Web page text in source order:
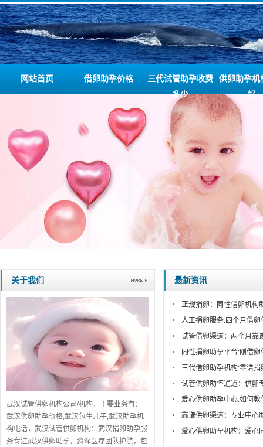
网站首页 借卵助孕价格
三代试管助孕收费
多少
供卵助孕机
好
关于我们
武汉试管供卵机构公司/机构，主要业务有：
武汉供卵助孕价格,武汉包生儿子,武汉助孕机
构电话，武汉试管供卵机构：武汉捐卵助孕服
务专注武汉供卵助孕，资深医疗团队护航，包
最新资讯
正规捐卵：同性借卵机构
人工捐卵服务:四个月借
试管借卵渠道：两个月靠
同性捐卵助孕平台:刚借
三代借卵助孕机构:靠谱
试管供卵助怀通道：供卵
爱心供卵助孕中心:如何
靠谱供卵渠道：专业中心
爱心供卵助孕机构：爱心